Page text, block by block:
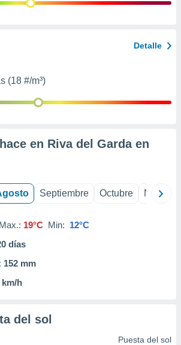
Detalle
(18 #/m³)
en Riva del Garda en
Septiembre Octubre
Max.: 19°C Min: 12°C
días
152 mm
km/h
del sol
Puesta del sol